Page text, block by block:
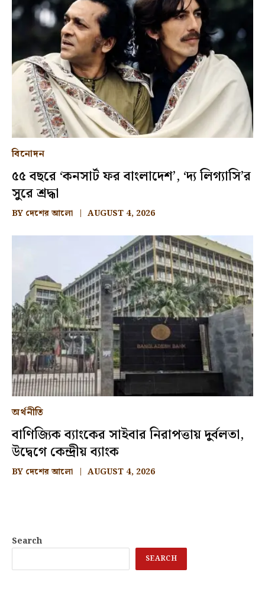
বিনোদন
৫৫ বছরে ‘কনসার্ট ফর বাংলাদেশ’, ‘দ্য লিগ্যাসি’র
সুরে শ্রদ্ধা
BY দেশের আলো AUGUST 4, 2026
অর্থনীতি
বাণিজ্যিক ব্যাংকের সাইবার নিরাপত্তায় দুর্বলতা,
উদ্বেগে কেন্দ্রীয় ব্যাংক
BY দেশের আলো AUGUST 4, 2026
Search
SEARCH